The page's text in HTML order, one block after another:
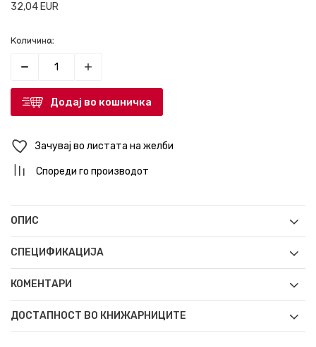
32,04 EUR
Количина:
Додај во кошничка
Зачувај во листата на желби
Спореди го производот
ОПИС
СПЕЦИФИКАЦИЈА
КОМЕНТАРИ
ДОСТАПНОСТ ВО КНИЖАРНИЦИТЕ